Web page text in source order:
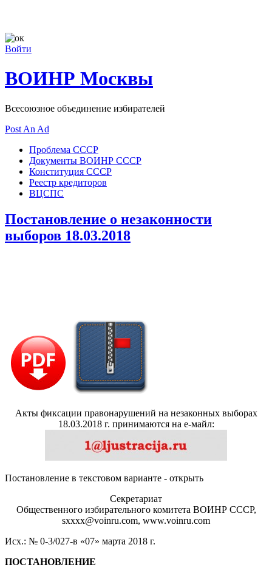
Войти
ВОИНР Москвы
Всесоюзное объединение избирателей
Post An Ad
Проблема СССР
Документы ВОИНР СССР
Конституция СССР
Реестр кредиторов
ВЦСПС
Постановление о незаконности
выборов 18.03.2018
Акты фиксации правонарушений на незаконных выборах
18.03.2018 г. принимаются на е-майл:
Постановление в текстовом варианте - открыть
Секретариат
Общественного избирательного комитета ВОИНР СССР,
sхххх@voinru.com, www.voinru.com
Исх.: № 0-3/027-в «07» марта 2018 г.
ПОСТАНОВЛЕНИЕ